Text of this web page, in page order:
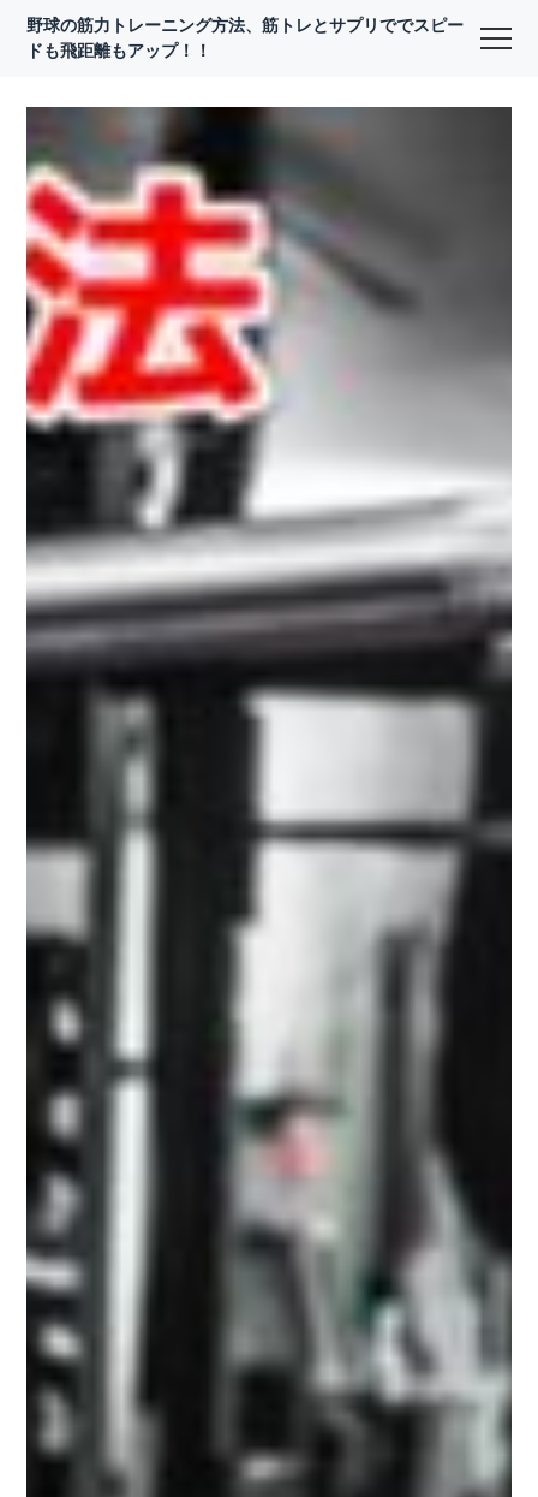
野球の筋力トレーニング方法、筋トレとサプリででスピー
ドも飛距離もアップ！！